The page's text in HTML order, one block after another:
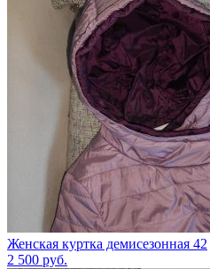
Женская куртка демисезонная 42
2 500 руб.